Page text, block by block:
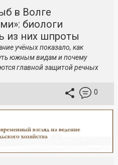
в Волге
биологи
из них шпроты
учёных показало, как
южным видам и почему
главной защитой речных
0